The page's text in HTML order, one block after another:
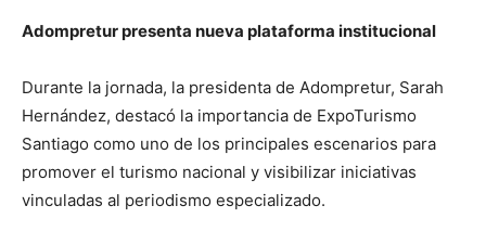
Adompretur presenta nueva plataforma institucional
Durante la jornada, la presidenta de Adompretur, Sarah
Hernández, destacó la importancia de ExpoTurismo
Santiago como uno de los principales escenarios para
promover el turismo nacional y visibilizar iniciativas
vinculadas al periodismo especializado.